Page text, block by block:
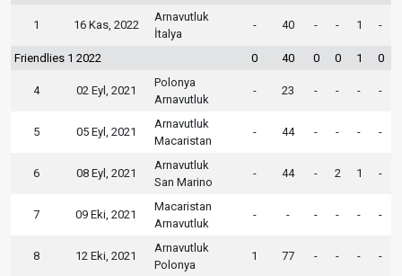
1 16 Kas, 2022
Arnavutluk
İtalya
- 40 - - 1 -
Friendlies 1 2022 0 40 0 0 1 0
4 02 Eyl, 2021
Polonya
Arnavutluk
- 23 - - - -
5 05 Eyl, 2021
Arnavutluk
Macaristan
- 44 - - - -
6 08 Eyl, 2021
Arnavutluk
San Marino
- 44 - 2 1 -
7 09 Eki, 2021
Macaristan
Arnavutluk
- - - - - -
8 12 Eki, 2021
Arnavutluk
Polonya
1 77 - - - -